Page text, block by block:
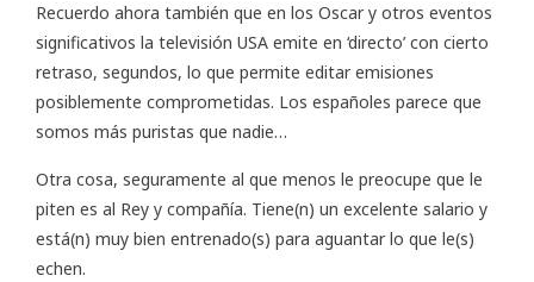
Recuerdo ahora también que en los Oscar y otros eventos
significativos la televisión USA emite en ‘directo’ con cierto
retraso, segundos, lo que permite editar emisiones
posiblemente comprometidas. Los españoles parece que
somos más puristas que nadie…
Otra cosa, seguramente al que menos le preocupe que le
piten es al Rey y compañía. Tiene(n) un excelente salario y
está(n) muy bien entrenado(s) para aguantar lo que le(s)
echen.